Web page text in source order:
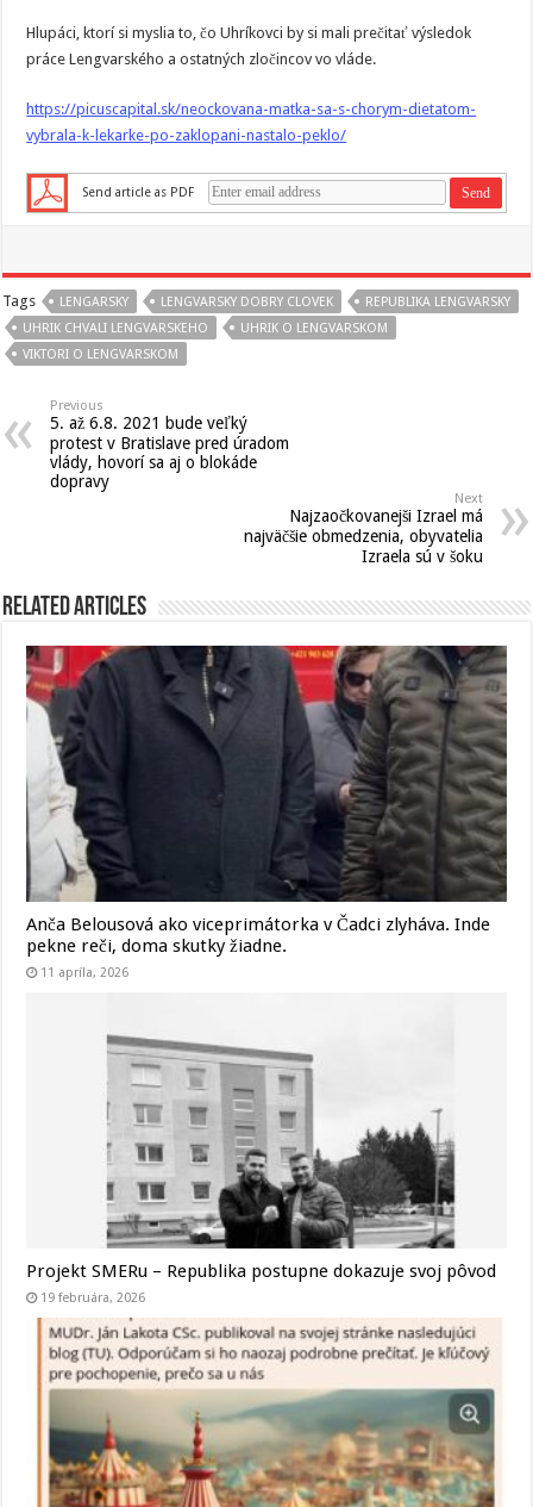
Hlupáci, ktorí si myslia to, čo Uhríkovci by si mali prečitať výsledok
práce Lengvarského a ostatných zločincov vo vláde.
https://picuscapital.sk/neockovana-matka-sa-s-chorym-dietatom-
vybrala-k-lekarke-po-zaklopani-nastalo-peklo/
Send article as PDF
Tags LENGARSKY LENGVARSKY DOBRY CLOVEK
REPUBLIKA LENGVARSKY
UHRIK CHVALI LENGVARSKEHO
UHRIK O LENGVARSKOM
VIKTORI O LENGVARSKOM
Previous
5. až 6.8. 2021 bude veľký
protest v Bratislave pred úradom
vlády, hovorí sa aj o blokáde
dopravy
Next
Najzaočkovanejši Izrael má
najväčšie obmedzenia, obyvatelia
Izraela sú v šoku
Related Articles
Anča Belousová ako viceprimátorka v Čadci zlyháva. Inde
pekne reči, doma skutky žiadne.
11 apríla, 2026
Projekt SMERu – Republika postupne dokazuje svoj pôvod
19 februára, 2026